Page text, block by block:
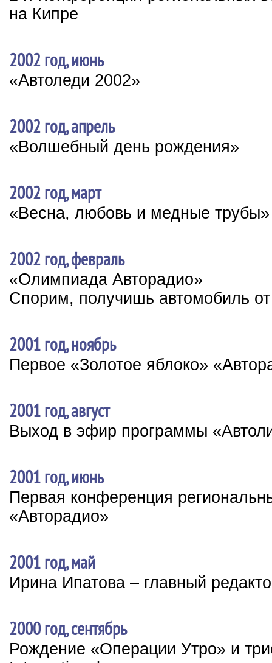
на Кипре
2002 год, июнь
«Автоледи 2002»
2002 год, апрель
«Волшебный день рождения»
2002 год, март
«Весна, любовь и медные трубы»
2002 год, февраль
«Олимпиада Авторадио»
Спорим, получишь автомобиль
2001 год, ноябрь
Первое «Золотое яблоко»
2001 год, август
Выход в эфир программы
2001 год, июнь
Первая конференция
«Авторадио»
2001 год, май
Ирина Ипатова – главный
2000 год, сентябрь
Рождение «Операции Утро» и